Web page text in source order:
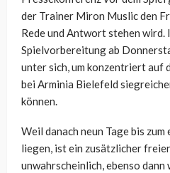
der Trainer Miron Muslic den
Rede und Antwort stehen wird.
Spielvorbereitung ab
unter sich, um konzentriert auf
bei Arminia Bielefeld
können.
Weil danach neun Tage bis
liegen, ist ein zusätzlicher
unwahrscheinlich, ebenso